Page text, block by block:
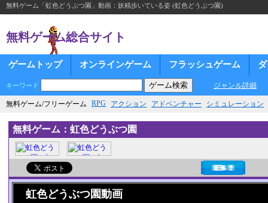
無料ゲーム「虹色どうぶつ園」動画：妖精歩いている姿 (虹色どうぶつ園)
無料ゲーム総合サイト
ゲームトップ オンラインゲーム フラッシュゲーム
キーワード ジャンル詳細
無料ゲーム/フリーゲーム RPG アクション アドベンチャー シミュレーション
無料ゲーム：虹色どうぶつ園
虹色どうぶつ園動画